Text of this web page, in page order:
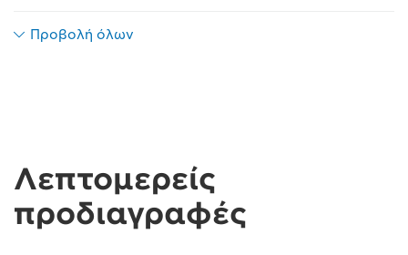
Προβολή όλων
Λεπτομερείς
προδιαγραφές